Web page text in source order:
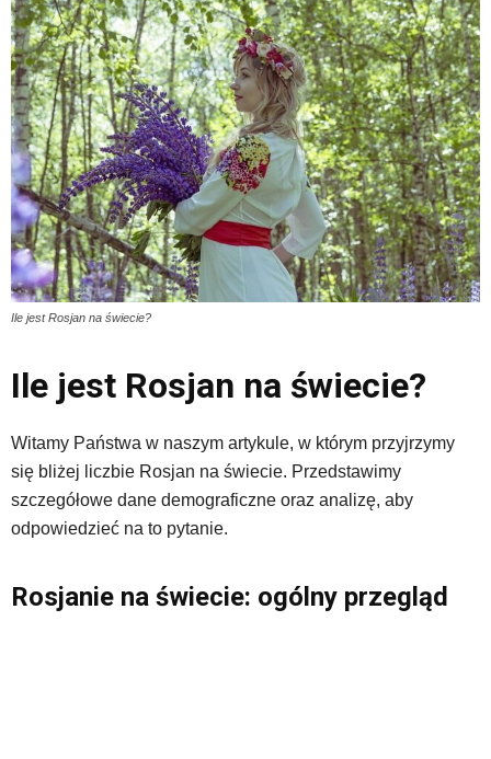
Ile jest Rosjan na świecie?
Ile jest Rosjan na świecie?
Witamy Państwa w naszym artykule, w którym przyjrzymy
się bliżej liczbie Rosjan na świecie. Przedstawimy
szczegółowe dane demograficzne oraz analizę, aby
odpowiedzieć na to pytanie.
Rosjanie na świecie: ogólny przegląd